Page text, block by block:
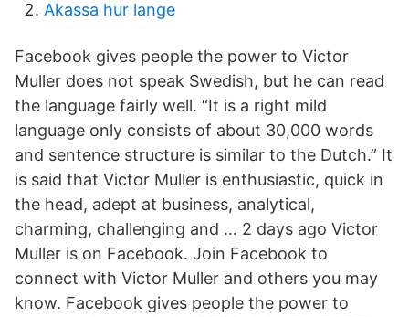
Akassa hur lange
Facebook gives people the power to Victor
Muller does not speak Swedish, but he can read
the language fairly well. “It is a right mild
language only consists of about 30,000 words
and sentence structure is similar to the Dutch.” It
is said that Victor Muller is enthusiastic, quick in
the head, adept at business, analytical,
charming, challenging and … 2 days ago Victor
Muller is on Facebook. Join Facebook to
connect with Victor Muller and others you may
know. Facebook gives people the power to